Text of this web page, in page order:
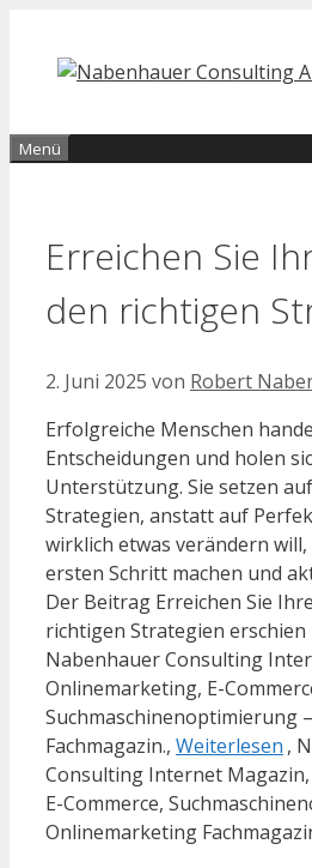
Inhalt
springen
Menü
Erreichen Sie
den richtigen
2. Juni 2025 von Robert
Erfolgreiche Menschen
Entscheidungen und holen
Unterstützung. Sie setzen
Strategien, anstatt auf
wirklich etwas verändern
ersten Schritt machen und
Der Beitrag Erreichen Sie
richtigen Strategien
Nabenhauer Consulting
Onlinemarketing, E-
Suchmaschinenoptimierung
Fachmagazin., Weiterlesen ,
Consulting Internet
E-Commerce,
Onlinemarketing